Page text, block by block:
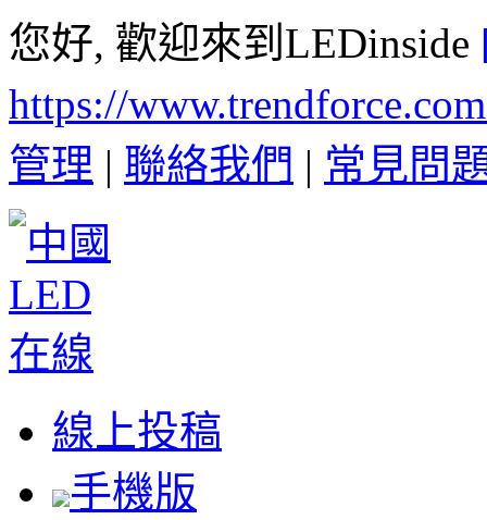
您好, 歡迎來到LEDinside
https://
管理 | 聯絡我們 | 常見問
線上投稿
手機版